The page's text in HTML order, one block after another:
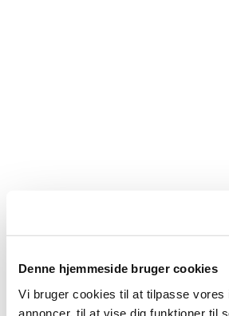
Denne hjemmeside bruger cookies
Vi bruger cookies til at tilpasse vores
annoncer, til at vise dig funktioner til